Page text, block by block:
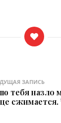
ЗАПИСЬ
тебя назло
сжимается.